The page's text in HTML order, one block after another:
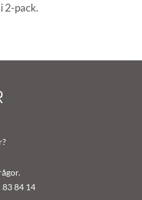
2-pack.
83 84 14